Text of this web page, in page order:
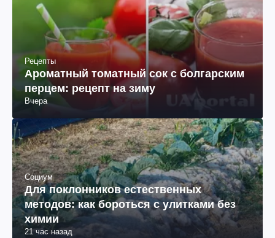
Рецепты
Ароматный томатный сок с болгарским
перцем: рецепт на зиму
Вчера
Социум
Для поклонников естественных
методов: как бороться с улитками без
химии
21 час назад